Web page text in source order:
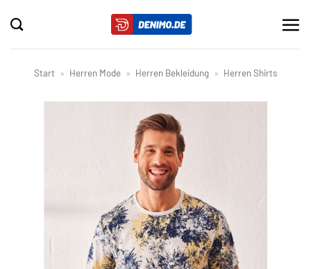
Inhalt
springen
Start » Herren Mode » Herren Bekleidung » Herren Shirts